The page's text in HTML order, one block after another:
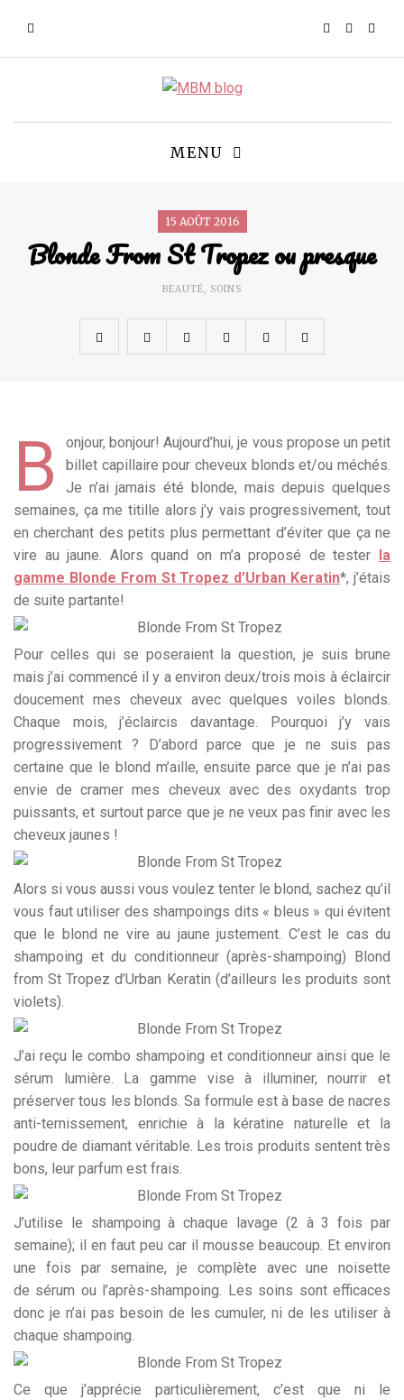
MENU
15 AOÛT 2016
Blonde From St Tropez ou presque
BEAUTÉ, SOINS
B
onjour, bonjour! Aujourd’hui, je vous propose un petit
billet capillaire pour cheveux blonds et/ou méchés.
Je n’ai jamais été blonde, mais depuis quelques
semaines, ça me titille alors j’y vais progressivement, tout
en cherchant des petits plus permettant d’éviter que ça ne
vire au jaune. Alors quand on m’a proposé de tester
la
gamme Blonde From St Tropez d’Urban Keratin*, j’étais
de suite partante!
Pour celles qui se poseraient la question, je suis brune
mais j’ai commencé il y a environ deux/trois mois à éclaircir
doucement mes cheveux avec quelques voiles blonds.
Chaque mois, j’éclaircis davantage. Pourquoi j’y vais
progressivement ? D’abord parce que je ne suis pas
certaine que le blond m’aille, ensuite parce que je n’ai pas
envie de cramer mes cheveux avec des oxydants trop
puissants, et surtout parce que je ne veux pas finir avec les
cheveux jaunes !
Alors si vous aussi vous voulez tenter le blond, sachez qu’il
vous faut utiliser des shampoings dits « bleus » qui évitent
que le blond ne vire au jaune justement. C’est le cas du
shampoing et du conditionneur (après-shampoing) Blond
from St Tropez d’Urban Keratin (d’ailleurs les produits sont
violets).
J’ai reçu le combo shampoing et conditionneur ainsi que le
sérum lumière. La gamme vise à illuminer, nourrir et
préserver tous les blonds. Sa formule est à base de nacres
anti-ternissement, enrichie à la kératine naturelle et la
poudre de diamant véritable. Les trois produits sentent très
bons, leur parfum est frais.
J’utilise le shampoing à chaque lavage (2 à 3 fois par
semaine); il en faut peu car il mousse beaucoup. Et environ
une fois par semaine, je complète avec une noisette
de sérum ou l’après-shampoing. Les soins sont efficaces
donc je n’ai pas besoin de les cumuler, ni de les utiliser à
chaque shampoing.
Ce que j’apprécie particulièrement, c’est que ni le